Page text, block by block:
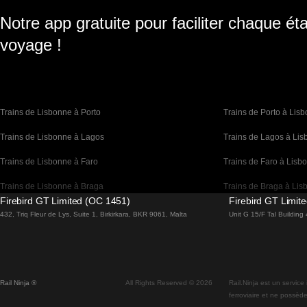
Notre app gratuite pour faciliter chaque
voyage !
Trains de Lisbonne à Porto Trains de Porto à
Trains de Lisbonne à Lagos Trains de Lagos à
Trains de Lisbonne à Faro Trains de Faro à
Trains de Lisbonne à Braga Trains de Braga à
Trains de Barcelone à Madrid Trains de Madrid à
Trains de Madrid à Séville Trains de Séville à
Firebird GT Limited (OC 1451)
432, Triq Fleur de Lys, Suite 1, Birkirkara, BKR 9061, Malta
Firebird GT
Unit G 15/F Tal
Rail Ninja ® All Rights Reserved © 2026
Rail.Ninja est un
ferroviaire et ne